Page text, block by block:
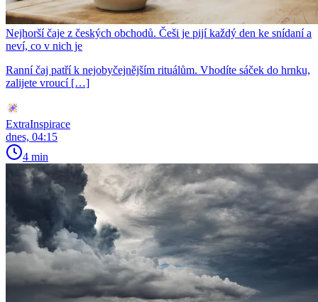
Nejhorší čaje z českých obchodů. Češi je pijí každý den ke snídaní a
neví, co v nich je
Ranní čaj patří k nejobyčejnějším rituálům. Vhodíte sáček do hrnku,
zalijete vroucí […]
ExtraInspirace
dnes, 04:15
4 min